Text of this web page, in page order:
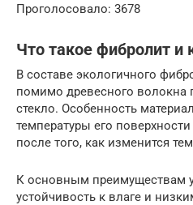
Проголосовало: 3678
Что такое фибролит и
В составе экологичного
помимо древесного волокна
стекло. Особенность
температуры его
после того, как изменится
К основным преимуществам
устойчивость к влаге и